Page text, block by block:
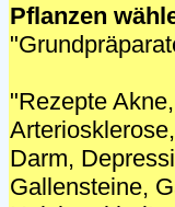
Pflanzen
"Rezepte
Darm,
Gallensteine,